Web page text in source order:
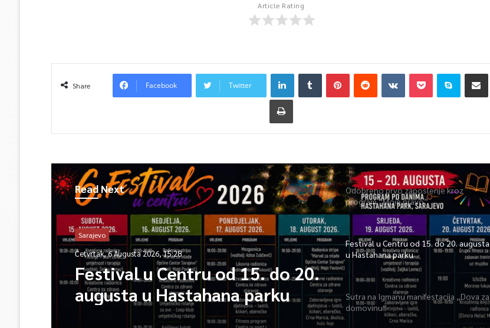
Article Rating
Share Facebook Twitter
Read Next
Sarajevo
Četvrtak, 6 Augusta 2026, 15:28
Festival u Centru od 15. do 20.
augusta u Hastahana parku
Odobreno prvo zaposlenje kroz
program “Moje pravo”
Festival u Centru od 15. do 20. augusta
u Hastahana parku
Sutra na Igmanu manifestacija „Dova za
domovinu“